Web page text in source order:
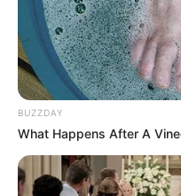
A través delCentro
recibieron un total de 57
fueron por riñas
BUZZDAY
What Happens After A